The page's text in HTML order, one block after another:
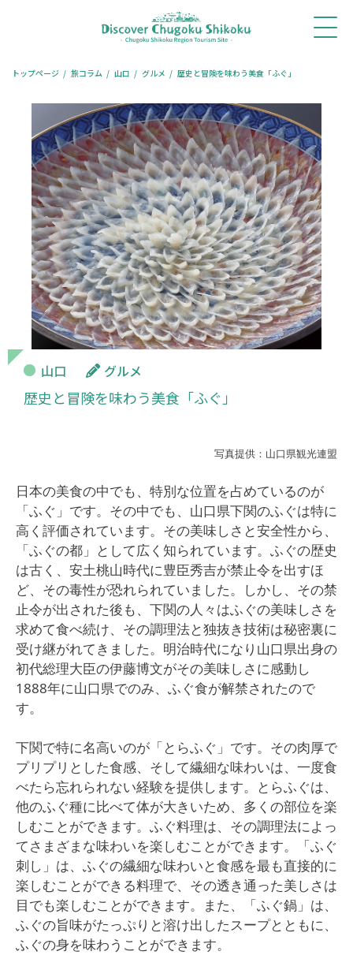
トップページ 旅コラム 山口 グルメ 歴史と冒険を味わう美食「ふぐ」
山口 グルメ
歴史と冒険を味わう美食「ふぐ」
写真提供：山口県観光連盟
日本の美食の中でも、特別な位置を占めているのが
「ふぐ」です。その中でも、山口県下関のふぐは特に
高く評価されています。その美味しさと安全性から、
「ふぐの都」として広く知られています。ふぐの歴史
は古く、安土桃山時代に豊臣秀吉が禁止令を出すほ
ど、その毒性が恐れられていました。しかし、その禁
止令が出された後も、下関の人々はふぐの美味しさを
求めて食べ続け、その調理法と独抜き技術は秘密裏に
受け継がれてきました。明治時代になり山口県出身の
初代総理大臣の伊藤博文がその美味しさに感動し
1888年に山口県でのみ、ふぐ食が解禁されたので
す。
下関で特に名高いのが「とらふぐ」です。その肉厚で
プリプリとした食感、そして繊細な味わいは、一度食
べたら忘れられない経験を提供します。とらふぐは、
他のふぐ種に比べて体が大きいため、多くの部位を楽
しむことができます。ふぐ料理は、その調理法によっ
てさまざまな味わいを楽しむことができます。「ふぐ
刺し」は、ふぐの繊細な味わいと食感を最も直接的に
楽しむことができる料理で、その透き通った美しさは
目でも楽しむことができます。また、「ふぐ鍋」は、
ふぐの旨味がたっぷりと溶け出したスープとともに、
ふぐの身を味わうことができます。
体験・
ツアー
モデル
コース
旅コ
ラム
レストラ
ン予約